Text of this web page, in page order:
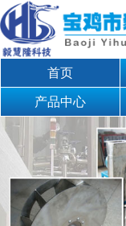
首页
产品中心